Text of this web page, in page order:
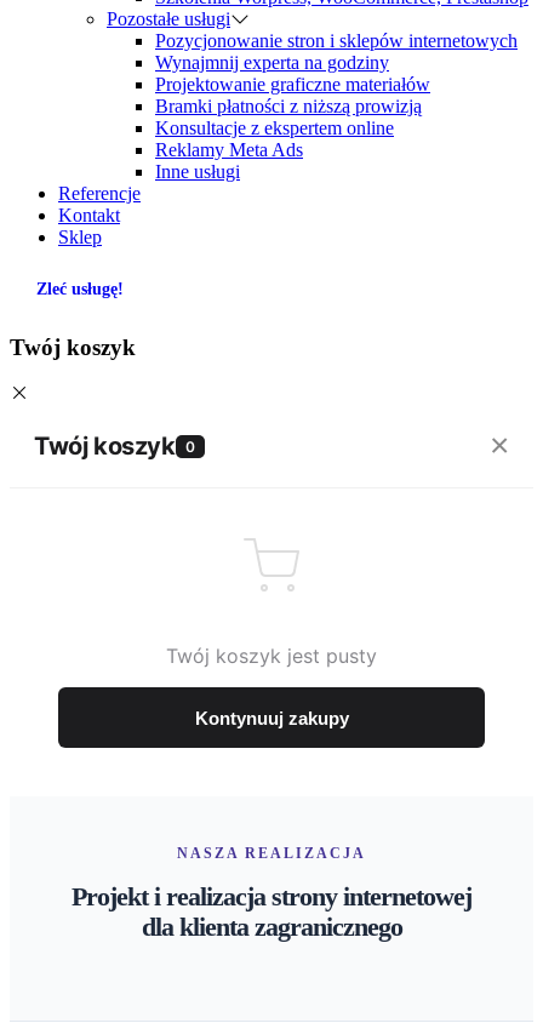
Pozostałe usługi
Pozycjonowanie stron i sklepów internetowych
Wynajmnij experta na godziny
Projektowanie graficzne materiałów
Bramki płatności z niższą prowizją
Konsultacje z ekspertem online
Reklamy Meta Ads
Inne usługi
Referencje
Kontakt
Sklep
Zleć usługę!
Twój koszyk
Twój koszyk 0 ×
Twój koszyk jest pusty
Kontynuuj zakupy
NASZA REALIZACJA
Projekt i realizacja strony internetowej
dla klienta zagranicznego